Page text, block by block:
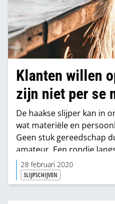
Klanten willen
zijn niet per se
De haakse slijper kan in
wat materiële en
Geen stuk gereedschap
amateur. Een rondje
verkooppunten levert
volwassen belangstelling
toebehoren. “Mensen
de slag te gaan.”
28 februari 2020
SLIJPSCHIJVEN